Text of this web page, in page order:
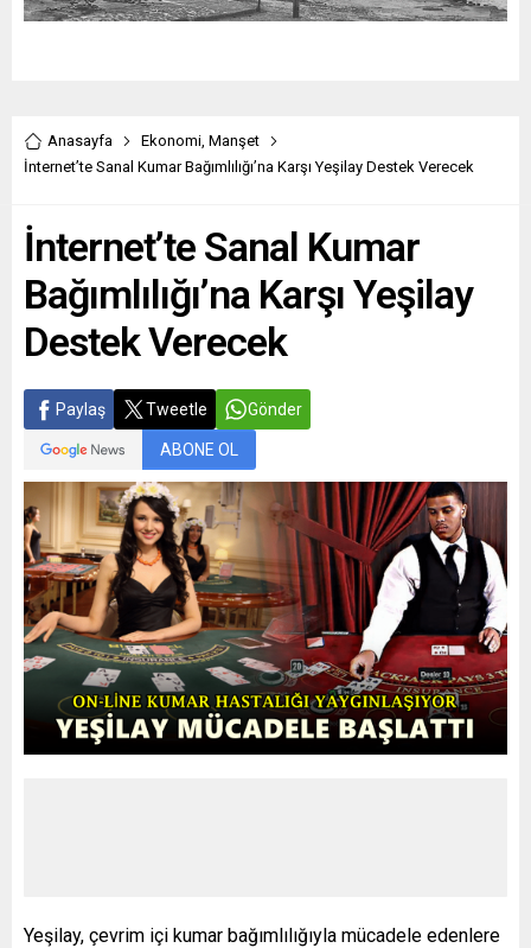
Anasayfa Ekonomi, Manşet
İnternet’te Sanal Kumar Bağımlılığı’na Karşı Yeşilay Destek Verecek
İnternet’te Sanal Kumar
Bağımlılığı’na Karşı Yeşilay
Destek Verecek
Paylaş Tweetle Gönder
ABONE OL
Yeşilay, çevrim içi kumar bağımlılığıyla mücadele edenlere